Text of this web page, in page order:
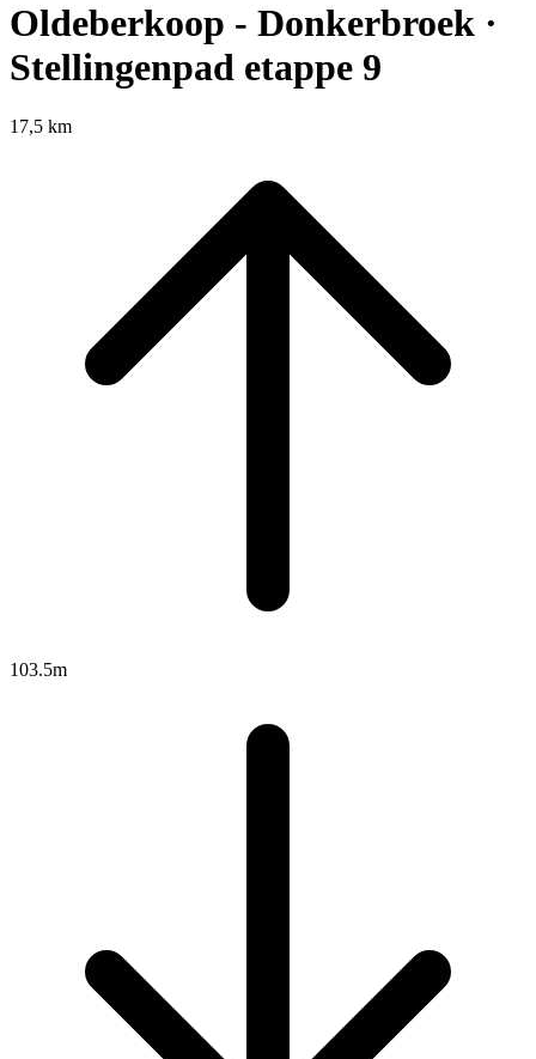
Oldeberkoop - Donkerbroek ·
Stellingenpad etappe 9
17,5 km
103.5m